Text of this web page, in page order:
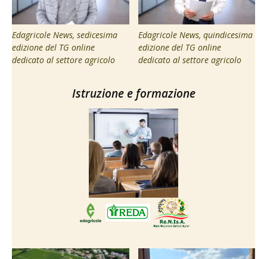
Edagricole News, sedicesima
edizione del TG online
dedicato al settore agricolo
Edagricole News, quindicesima
edizione del TG online
dedicato al settore agricolo
Istruzione e formazione